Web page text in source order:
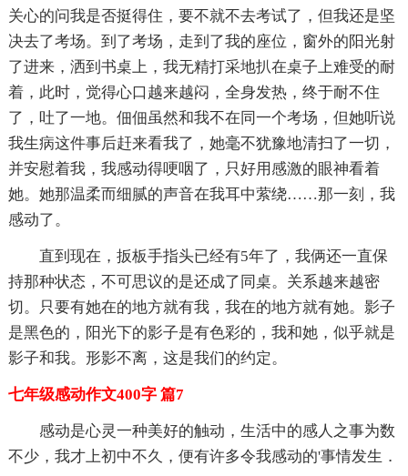
关心的问我是否挺得住，要不就不去考试了，但我还是坚
决去了考场。到了考场，走到了我的座位，窗外的阳光射
了进来，洒到书桌上，我无精打采地扒在桌子上难受的耐
着，此时，觉得心口越来越闷，全身发热，终于耐不住
了，吐了一地。佃佃虽然和我不在同一个考场，但她听说
我生病这件事后赶来看我了，她毫不犹豫地清扫了一切，
并安慰着我，我感动得哽咽了，只好用感激的眼神看着
她。她那温柔而细腻的声音在我耳中萦绕……那一刻，我
感动了。
直到现在，扳板手指头已经有5年了，我俩还一直保
持那种状态，不可思议的是还成了同桌。关系越来越密
切。只要有她在的地方就有我，我在的地方就有她。影子
是黑色的，阳光下的影子是有色彩的，我和她，似乎就是
影子和我。形影不离，这是我们的约定。
七年级感动作文400字 篇7
感动是心灵一种美好的触动，生活中的感人之事为数
不少，我才上初中不久，便有许多令我感动的'事情发生．